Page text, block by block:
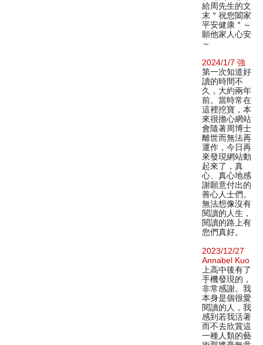
給周先生的文
末＂祝您闔家
平安健康＂～
願他家人心安
～
2024/1/7 強
第一次知道好
讀的時間不
久，大約兩年
前。當時常在
這裡挖寶，本
來很擔心網站
會隨著周博士
離世而無法再
運作，今日再
來發現網站動
起來了，真
心、真心地感
謝願意付出的
善心人士們。
無法想像沒有
閱讀的人生，
閱讀的路上有
您們真好。
2023/12/27
Annabel Kuo
上高中後有了
手機發現的，
非常感謝。我
本身是個很愛
閱讀的人，我
感到若我活著
而不去欣賞這
一種人類的藝